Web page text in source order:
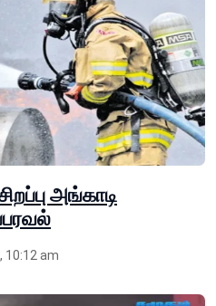
அங்காடி
10:12 am